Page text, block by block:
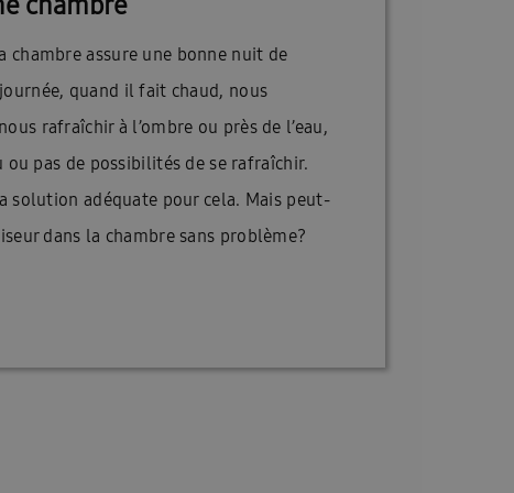
chambre assure une bonne nuit de
quand il fait chaud, nous
rafraîchir à l’ombre ou près de l’eau,
pas de possibilités de se rafraîchir.
solution adéquate pour cela. Mais peut-
dans la chambre sans problème?